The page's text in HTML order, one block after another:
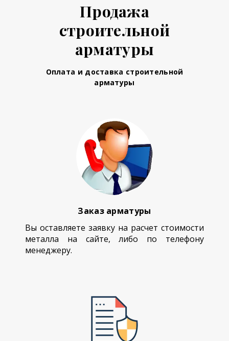
Продажа
строительной
арматуры
Оплата и доставка строительной
арматуры
Заказ арматуры
Вы оставляете заявку на расчет стоимости
металла на сайте, либо по телефону
менеджеру.